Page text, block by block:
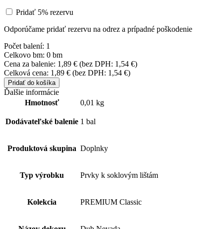
Pridať 5% rezervu
Odporúčame pridať rezervu na odrez a prípadné poškodenie
Počet balení: 1
Celkovo bm: 0 bm
Cena za balenie: 1,89 € (bez DPH: 1,54 €)
Celková cena: 1,89 € (bez DPH: 1,54 €)
Pridať do košíka
Ďalšie informácie
Hmotnosť
0,01 kg
Dodávateľské balenie 1 bal
Produktová skupina Doplnky
Typ výrobku Prvky k soklovým lištám
Kolekcia PREMIUM Classic